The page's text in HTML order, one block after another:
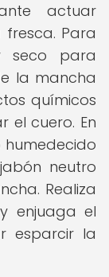
actuar
Para
seco para
la mancha
químicos
el cuero. En
humedecido
neutro
Realiza
enjuaga el
esparcir la